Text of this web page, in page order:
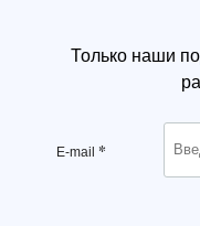
Только наши
E-mail *